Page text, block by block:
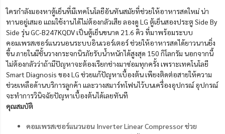
ใครกำลังมองหาตู้เย็นที่มีเทคโนโลยีอันทันสมัยที่ช่วยให้อาหารสดใหม่ น่า
ทานอยู่เสมอ แถมใช้งานได้ไม่ต้องกลัวเสีย ลองดู LG ตู้เย็นสองประตู Side By
Side รุ่น GC-B247KQDV เป็นตู้เย็นขนาด 21.6 คิว ที่มาพร้อมระบบ
คอมเพรสเซอร์แนวนอนระบบอินเวอร์เตอร์ ช่วยให้อาหารสดได้ยาวนานยิ่ง
ขึ้น ภายในมีชั้นวางกระจกนิรภัยรับน้ำหนักได้สูงสุด 150 กิโลกรัม นอกจากนี้
ไม่ต้องกลัวว่าถ้ามีปัญหาจะต้องเรียกช่างมาซ่อมทุกครั้ง เพราะเทคโนโลยี
Smart Diagnosis ของ LG ช่วยแก้ปัญหาเบื้องต้น เพียงติดต่อสายให้ความ
ช่วยเหลือด้านบริการลูกค้า และวางสมาร์ทโฟนไว้บนเครื่องอุปกรณ์ อุปกรณ์
จะทำการวินิจฉัยปัญหาเบื้องต้นได้เลยทันที
คุณสมบัติ
คอมเพรสเซอร์แนวนอน Inverter Linear Compressor ช่วย